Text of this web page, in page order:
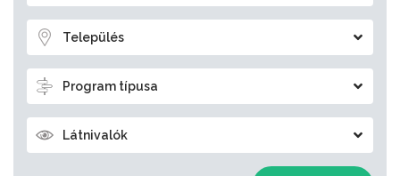
Település
Program típusa
Látnivalók